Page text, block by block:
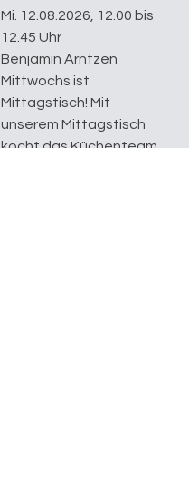
Mi. 12.08.2026, 12.00 bis
12.45 Uhr
Benjamin Arntzen
Mittwochs ist
Mittagstisch! Mit
unserem Mittagstisch
kocht das Küchenteam